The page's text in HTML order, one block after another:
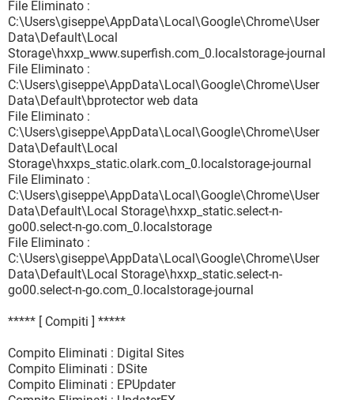
File Eliminato :
C:\Users\giseppe\AppData\Local\Google\Chrome\User
Data\Default\Local
Storage\hxxp_www.superfish.com_0.localstorage-journal
File Eliminato :
C:\Users\giseppe\AppData\Local\Google\Chrome\User
Data\Default\bprotector web data
File Eliminato :
C:\Users\giseppe\AppData\Local\Google\Chrome\User
Data\Default\Local
Storage\hxxps_static.olark.com_0.localstorage-journal
File Eliminato :
C:\Users\giseppe\AppData\Local\Google\Chrome\User
Data\Default\Local Storage\hxxp_static.select-n-
go00.select-n-go.com_0.localstorage
File Eliminato :
C:\Users\giseppe\AppData\Local\Google\Chrome\User
Data\Default\Local Storage\hxxp_static.select-n-
go00.select-n-go.com_0.localstorage-journal
***** [ Compiti ] *****
Compito Eliminati : Digital Sites
Compito Eliminati : DSite
Compito Eliminati : EPUpdater